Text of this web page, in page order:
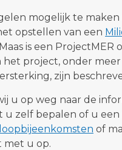
mogelijk te
opstellen van een
is een
het project, onder
zijn
u op weg naar de
zelf bepalen of u een
of
met u op.